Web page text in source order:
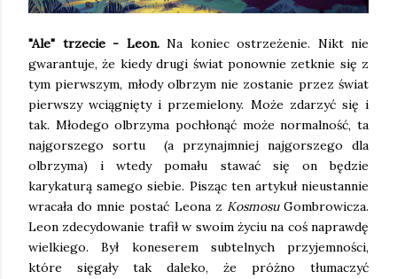
"Ale" trzecie - Leon. Na koniec ostrzeżenie. Nikt nie
gwarantuje, że kiedy drugi świat ponownie zetknie się z
tym pierwszym, młody olbrzym nie zostanie przez świat
pierwszy wciągnięty i przemielony. Może zdarzyć się i
tak. Młodego olbrzyma pochłonąć może normalność, ta
najgorszego sortu (a przynajmniej najgorszego dla
olbrzyma) i wtedy pomału stawać się on będzie
karykaturą samego siebie. Pisząc ten artykuł nieustannie
wracała do mnie postać Leona z KosmosuGombrowicza.
Leon zdecydowanie trafił w swoim życiu na coś naprawdę
wielkiego. Był koneserem subtelnych przyjemności,
które sięgały tak daleko, że próżno tłumaczyć